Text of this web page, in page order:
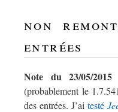
non
entrées
Note du 23/05/
(probablement le
des entrées. J’ai testé